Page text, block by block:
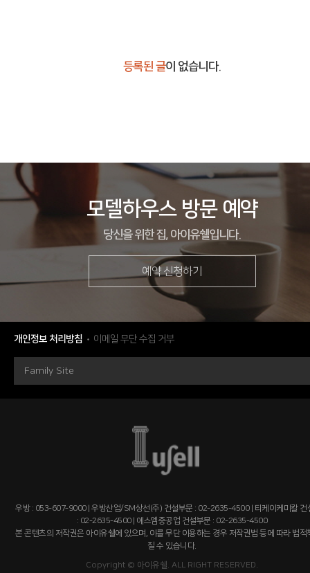
등록된 글이 없습니다.
모델하우스 방문 예약
당신을 위한 집, 아이유쉘입니다.
예약 신청하기
개인정보 처리방침 이메일 무단 수집 거부
Family Site
우방 : 053-607-9000 | 우방산업/SM상선(주) 건설부문 : 02-2635-4500 | 티케이케미칼 건
: 02-2635-4500 | 에스엠중공업 건설부문 : 02-2635-4500
본 콘텐츠의 저작권은 아이유쉘에 있으며, 이를 무단 이용하는 경우 저작권법 등에 따라 법적
질 수 있습니다.
Copyright © 아이유쉘. ALL RIGHT RESERVED.